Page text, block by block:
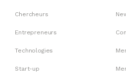
Chercheurs
Entrepreneurs
Technologies
Start-up